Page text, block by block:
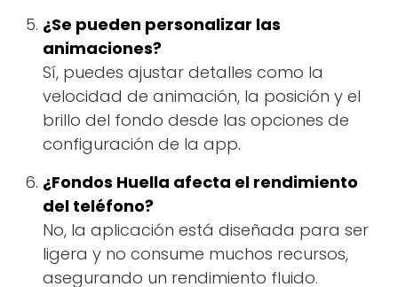
¿Se pueden personalizar las
animaciones?
Sí, puedes ajustar detalles como la
velocidad de animación, la posición y el
brillo del fondo desde las opciones de
configuración de la app.
¿Fondos Huella afecta el rendimiento
del teléfono?
No, la aplicación está diseñada para ser
ligera y no consume muchos recursos,
asegurando un rendimiento fluido.